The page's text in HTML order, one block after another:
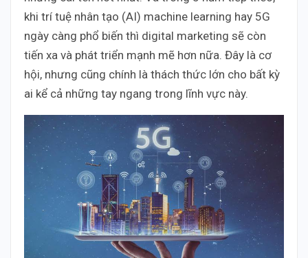
khi trí tuệ nhân tạo (AI) machine learning hay 5G
ngày càng phổ biến thì digital marketing sẽ còn
tiến xa và phát triển mạnh mẽ hơn nữa. Đây là cơ
hội, nhưng cũng chính là thách thức lớn cho bất kỳ
ai kể cả những tay ngang trong lĩnh vực này.